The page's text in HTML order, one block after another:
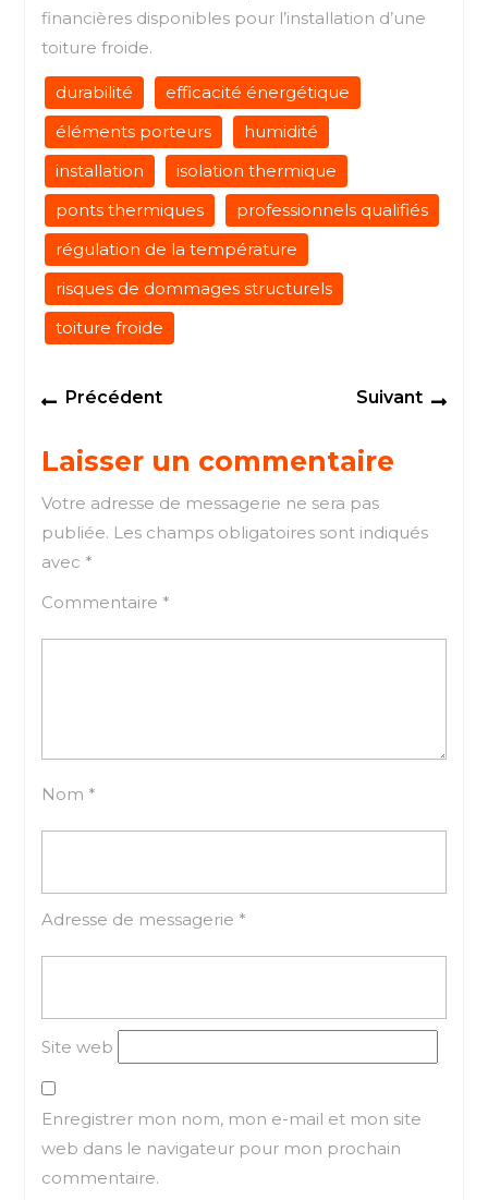
financières disponibles pour l’installation d’une
toiture froide.
durabilité
efficacité énergétique
éléments porteurs
humidité
installation
isolation thermique
ponts thermiques
professionnels qualifiés
régulation de la température
risques de dommages structurels
toiture froide
Navigation
de
l’article
PrécédentPrevious
Suivant
Laisser un commentaire
Votre adresse de messagerie ne sera pas
publiée. Les champs obligatoires sont indiqués
avec *
Commentaire *
Nom *
Adresse de messagerie *
Site web
Enregistrer mon nom, mon e-mail et mon site
web dans le navigateur pour mon prochain
commentaire.